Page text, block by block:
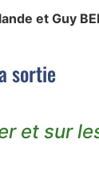
et Guy
sortie
et sur